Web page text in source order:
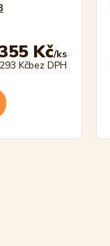
Kč/ks
293 Kčbez DPH